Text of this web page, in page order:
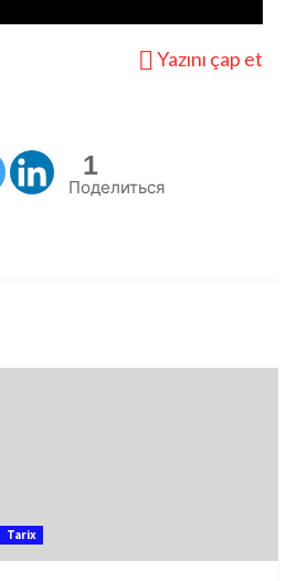
Yazını çap et
1
Поделиться
Tarix